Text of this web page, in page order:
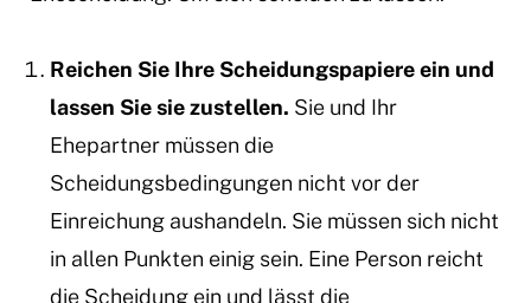
Reichen Sie Ihre Scheidungspapiere ein und
lassen Sie sie zustellen. Sie und Ihr
Ehepartner müssen die
Scheidungsbedingungen nicht vor der
Einreichung aushandeln. Sie müssen sich nicht
in allen Punkten einig sein. Eine Person reicht
die Scheidung ein und lässt die